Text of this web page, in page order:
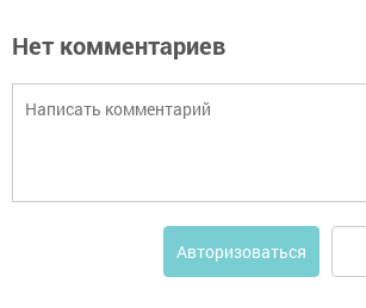
Нет комментариев
Авторизоваться